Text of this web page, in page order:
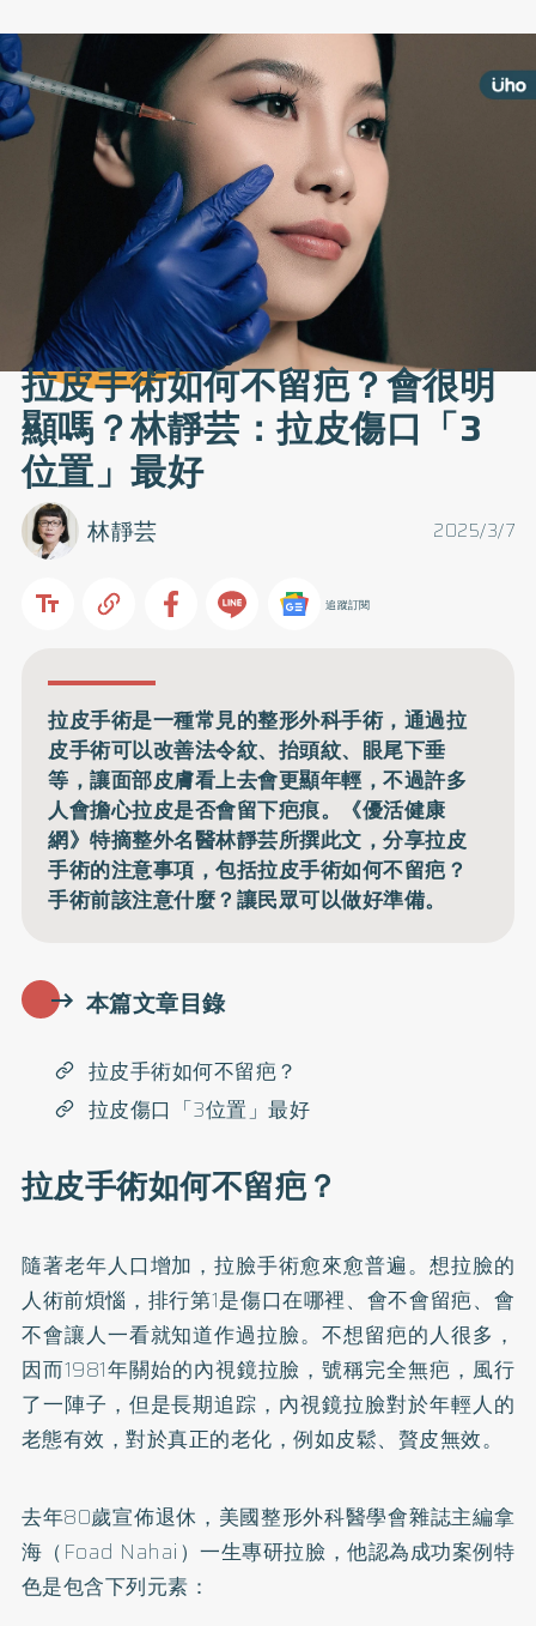
拉皮手術如何不留疤？會很明
顯嗎？林靜芸：拉皮傷口「3
位置」最好
2025/3/7
林靜芸
追蹤訂閱
拉皮手術是一種常見的整形外科手術，通過拉
皮手術可以改善法令紋、抬頭紋、眼尾下垂
等，讓面部皮膚看上去會更顯年輕，不過許多
人會擔心拉皮是否會留下疤痕。《優活健康
網》特摘整外名醫林靜芸所撰此文，分享拉皮
手術的注意事項，包括拉皮手術如何不留疤？
手術前該注意什麼？讓民眾可以做好準備。
本篇文章目錄
拉皮手術如何不留疤？
拉皮傷口「3位置」最好
拉皮手術如何不留疤？
隨著老年人口增加，拉臉手術愈來愈普遍。想拉臉的
人術前煩惱，排行第1是傷口在哪裡、會不會留疤、會
不會讓人一看就知道作過拉臉。不想留疤的人很多，
因而1981年關始的內視鏡拉臉，號稱完全無疤，風行
了一陣子，但是長期追踪，內視鏡拉臉對於年輕人的
老態有效，對於真正的老化，例如皮鬆、贅皮無效。
去年80歲宣佈退休，美國整形外科醫學會雜誌主編拿
海（Foad Nahai）一生專研拉臉，他認為成功案例特
色是包含下列元素：